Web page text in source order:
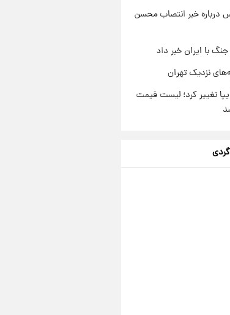
درباره خبر انتصاب محسن
با ایران خبر داد
نزدیک تهران
تغییر کرد؛ لیست قیمت